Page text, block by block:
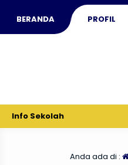
BERANDA PROFIL
Info Sekolah
Anda ada di :